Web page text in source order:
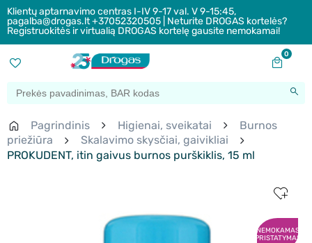
Klientų aptarnavimo centras I-IV 9-17 val. V 9-15:45,
pagalba@drogas.lt +37052320505 | Neturite DROGAS kortelės?
Registruokitės ir virtualią DROGAS kortelę gausite nemokamai!
0
Pagrindinis Higienai, sveikatai
Burnos
priežiūra
Skalavimo skysčiai, gaivikliai
PROKUDENT, itin gaivus burnos purškiklis, 15 ml
NEMOKAMAS
PRISTATYMAS